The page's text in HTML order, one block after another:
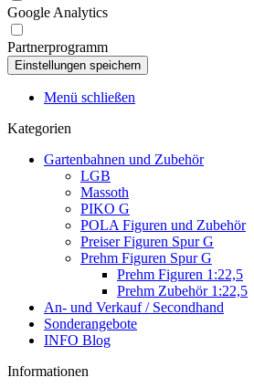
Google Analytics
Partnerprogramm
Menü schließen
Kategorien
Gartenbahnen und Zubehör
LGB
Massoth
PIKO G
POLA Figuren und Zubehör
Preiser Figuren Spur G
Prehm Figuren Spur G
Prehm Figuren 1:22,5
Prehm Zubehör 1:22,5
An- und Verkauf / Secondhand
Sonderangebote
INFO Blog
Informationen